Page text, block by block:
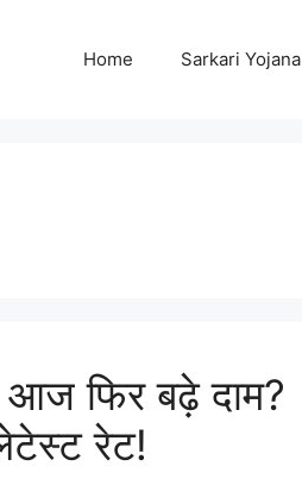
Home Sarkari Yojana
फिर बढ़े दाम?
रेट!